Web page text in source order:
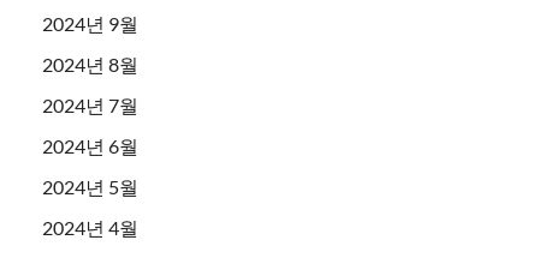
2024년 9월
2024년 8월
2024년 7월
2024년 6월
2024년 5월
2024년 4월